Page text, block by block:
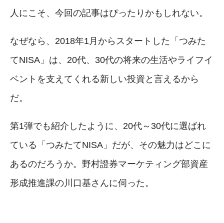
人にこそ、今回の記事はぴったりかもしれない。
なぜなら、2018年1月からスタートした「つみた
てNISA」は、20代、30代の将来の生活やライフイ
ベントを支えてくれる新しい投資と言えるから
だ。
第1弾でも紹介したように、20代～30代に選ばれ
ている「つみたてNISA」だが、その魅力はどこに
あるのだろうか。野村證券マーケティング部資産
形成推進課の川口基さんに伺った。